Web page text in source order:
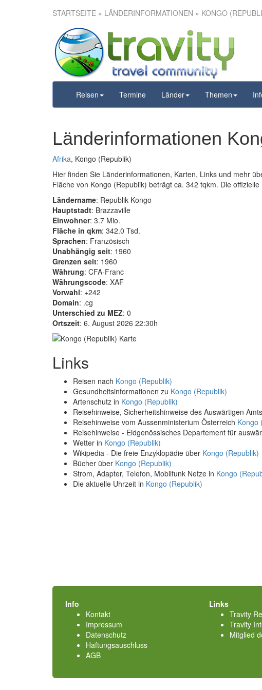
STARTSEITE » LÄNDERINFORMATIONEN » KONGO
Reisen Termine Länder Themen
Länderinformationen
Afrika, Kongo (Republik)
Hier finden Sie Länderinformationen, Karten, Links und mehr
Fläche von Kongo (Republik) beträgt ca. 342 tqkm. Die
Ländername: Republik Kongo
Hauptstadt: Brazzaville
Einwohner: 3.7 Mio.
Fläche in qkm: 342.0 Tsd.
Sprachen: Französisch
Unabhängig seit: 1960
Grenzen seit: 1960
Währung: CFA-Franc
Währungscode: XAF
Vorwahl: +242
Domain: .cg
Unterschied zu MEZ: 0
Ortszeit: 6. August 2026 22:30h
Links
Reisen nach Kongo (Republik)
Gesundheitsinformationen zu Kongo (Republik)
Artenschutz in Kongo (Republik)
Reisehinweise, Sicherheitshinweise des Auswärtigen
Reisehinweise vom Aussenministerium Österreich Kongo
Reisehinweise - Eidgenössisches Departement für
Wetter in Kongo (Republik)
Wikipedia - Die freie Enzyklopädie über Kongo (Republik)
Bücher über Kongo (Republik)
Strom, Adapter, Telefon, Mobilfunk Netze in Kongo
Die aktuelle Uhrzeit in Kongo (Republik)
Info
Kontakt
Impressum
Datenschutz
Haftungsauschluss
AGB
Links
Travity
Travity
Mitglied